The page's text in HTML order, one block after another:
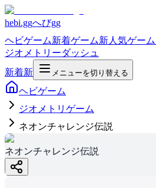
hebi.ggへびgg
ヘビゲーム新着ゲーム新人気ゲーム
ジオメトリーダッシュ
新着新 メニューを切り替える
ヘビゲーム
ジオメトリゲーム
ネオンチャレンジ伝説
ネオンチャレンジ伝説